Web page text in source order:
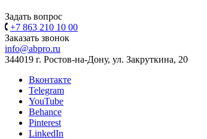
Задать вопрос
+7 863 210 10 00
Заказать звонок
info@abpro.ru
344019 г. Ростов-на-Дону, ул. Закруткина, 20
Вконтакте
Telegram
YouTube
Behance
Pinterest
LinkedIn